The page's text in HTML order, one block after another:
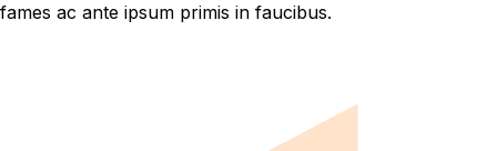
fames ac ante ipsum primis in faucibus.